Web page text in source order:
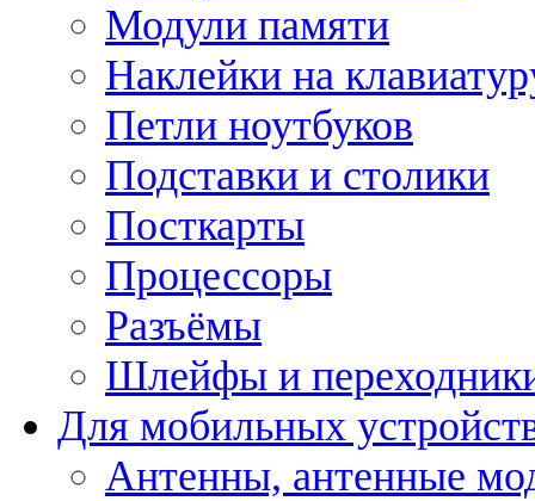
Модули памяти
Наклейки на
Петли ноутбуков
Подставки и столики
Посткарты
Процессоры
Разъёмы
Шлейфы и
Для мобильных
Антенны, антенные